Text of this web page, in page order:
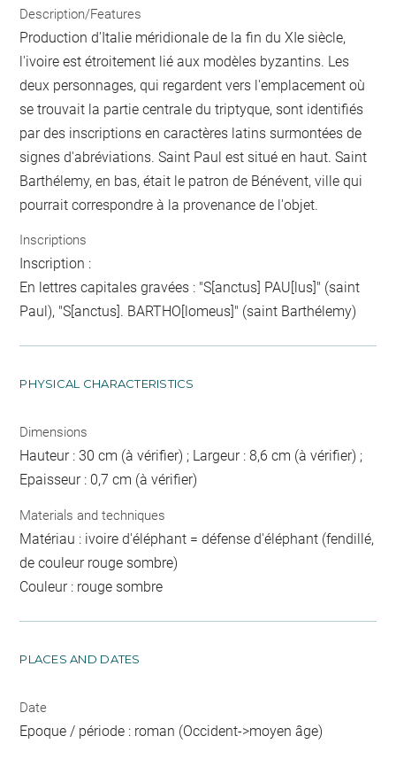
Description/Features
Production d'Italie méridionale de la fin du XIe siècle,
l'ivoire est étroitement lié aux modèles byzantins. Les
deux personnages, qui regardent vers l'emplacement où
se trouvait la partie centrale du triptyque, sont identifiés
par des inscriptions en caractères latins surmontées de
signes d'abréviations. Saint Paul est situé en haut. Saint
Barthélemy, en bas, était le patron de Bénévent, ville qui
pourrait correspondre à la provenance de l'objet.
Inscriptions
Inscription :
En lettres capitales gravées : "S[anctus] PAU[lus]" (saint
Paul), "S[anctus]. BARTHO[lomeus]" (saint Barthélemy)
PHYSICAL CHARACTERISTICS
Dimensions
Hauteur : 30 cm (à vérifier) ; Largeur : 8,6 cm (à vérifier) ;
Epaisseur : 0,7 cm (à vérifier)
Materials and techniques
Matériau : ivoire d'éléphant = défense d'éléphant (fendillé,
de couleur rouge sombre)
Couleur : rouge sombre
PLACES AND DATES
Date
Epoque / période : roman (Occident->moyen âge)